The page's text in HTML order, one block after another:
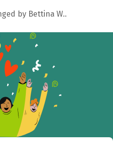
by Bettina W..
more donations!
WhatsApp